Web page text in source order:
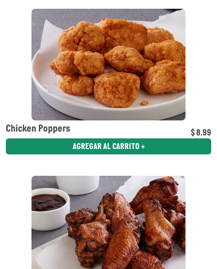
Chicken Poppers $ 8.99
AGREGAR AL CARRITO +